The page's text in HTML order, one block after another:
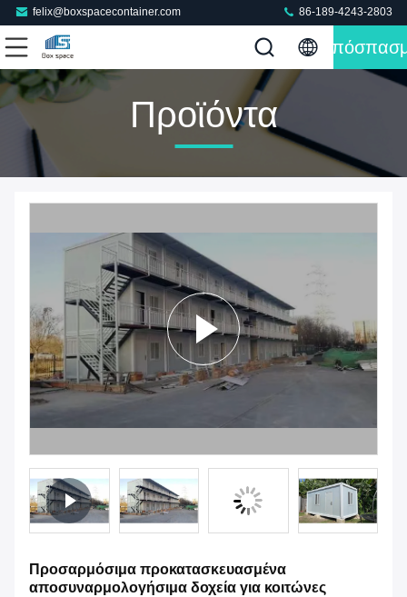
felix@boxspacecontainer.com 86-189-4243-2803
Προϊόντα
Προσαρμόσιμα προκατασκευασμένα
αποσυναρμολογήσιμα δοχεία για κοιτώνες